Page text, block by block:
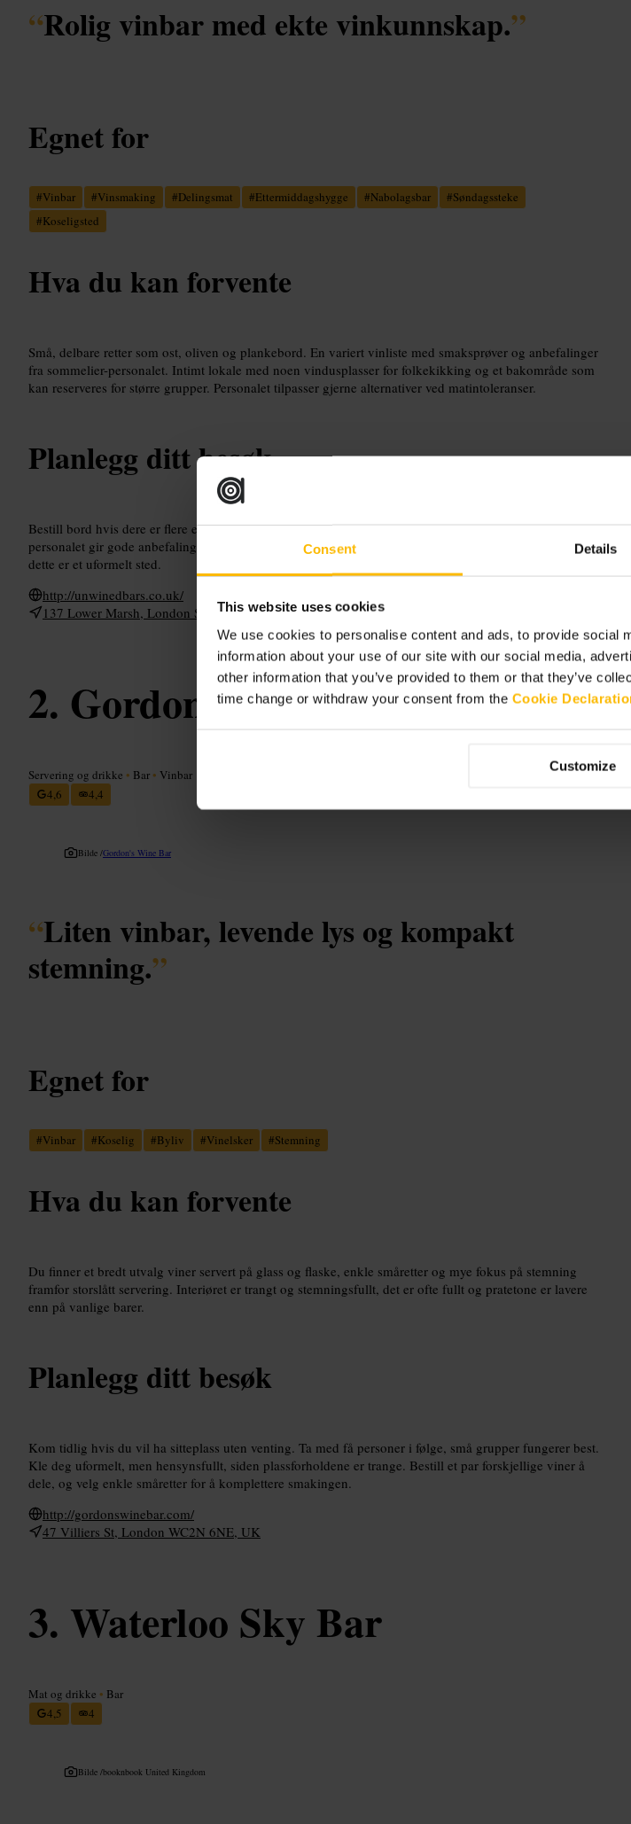
Consent Details
This website uses cookies
We use cookies to personalise content and ads, to provide social
information about your use of our site with our social media,
other information that you’ve provided to them or that they’ve
time change or withdraw your consent from the Cookie
Customize
“Rolig vinbar med ekte vinkunnskap.”
Egnet for
#Vinbar #Vinsmaking #Delingsmat #Ettermiddagshygge #Nabolagsbar #Søndagssteke
#Koseligsted
Hva du kan forvente
Små, delbare retter som ost, oliven og plankebord. En variert vinliste med smaksprøver og anbefalinger
fra sommelier-personalet. Intimt lokale med noen vindusplasser for folkekikking og et bakområde som
kan reserveres for større grupper. Personalet tilpasser gjerne alternativer ved matintoleranser.
Planlegg ditt besøk
Bestill bord hvis dere er flere eller vil ha vindusplass. Si fra om allergier eller preferanser før bestilling,
personalet gir gode anbefalinger. Velg en smaksmeny for å prøve flere viner. Kom avslappet kledd,
dette er et uformelt sted.
http://unwinedbars.co.uk/
137 Lower Marsh, London SE1 7AE, UK
Gordon's Wine Bar
Servering og drikke • Bar • Vinbar
4,6
4,4
Bilde /Gordon's Wine Bar
“Liten vinbar, levende lys og kompakt
stemning.”
Egnet for
#Vinbar #Koselig #Byliv #Vinelsker #Stemning
Hva du kan forvente
Du finner et bredt utvalg viner servert på glass og flaske, enkle småretter og mye fokus på stemning
framfor storslått servering. Interiøret er trangt og stemningsfullt, det er ofte fullt og pratetone er lavere
enn på vanlige barer.
Planlegg ditt besøk
Kom tidlig hvis du vil ha sitteplass uten venting. Ta med få personer i følge, små grupper fungerer best.
Kle deg uformelt, men hensynsfullt, siden plassforholdene er trange. Bestill et par forskjellige viner å
dele, og velg enkle småretter for å komplettere smakingen.
http://gordonswinebar.com/
47 Villiers St, London WC2N 6NE, UK
Waterloo Sky Bar
Mat og drikke • Bar
4,5
4
Bilde /booknbook United Kingdom